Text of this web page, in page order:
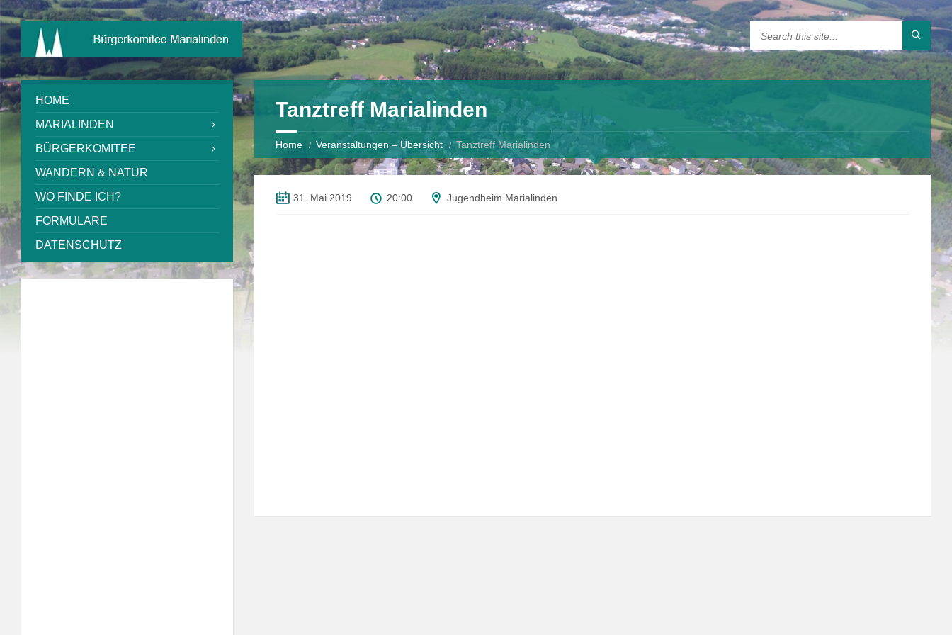
Tanztreff Marialinden
Home Veranstaltungen – Übersicht Tanztreff Marialinden
31. Mai 2019 20:00 Jugendheim Marialinden
HOME
MARIALINDEN
BÜRGERKOMITEE
WANDERN & NATUR
WO FINDE ICH?
FORMULARE
DATENSCHUTZ